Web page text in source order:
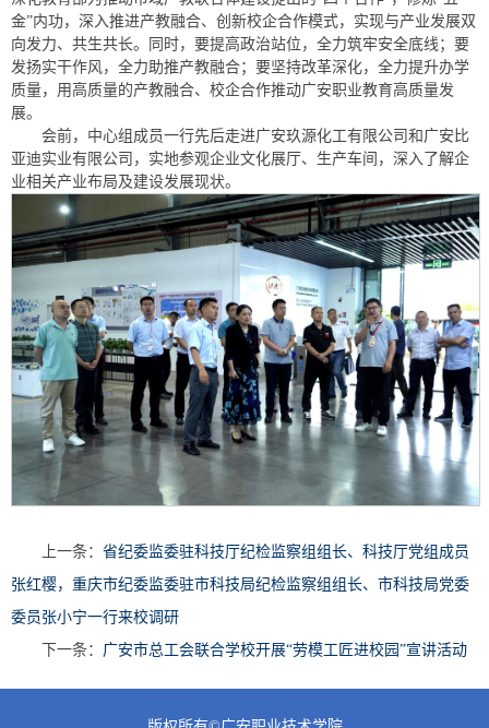
金”内功，深入推进产教融合、创新校企合作模式，实现与产业发展双
向发力、共生共长。同时，要提高政治站位，全力筑牢安全底线；要
发扬实干作风，全力助推产教融合；要坚持改革深化，全力提升办学
质量，用高质量的产教融合、校企合作推动广安职业教育高质量发
展。
会前，中心组成员一行先后走进广安玖源化工有限公司和广安比
亚迪实业有限公司，实地参观企业文化展厅、生产车间，深入了解企
业相关产业布局及建设发展现状。
上一条： 省纪委监委驻科技厅纪检监察组组长、科技厅党组成员
张红樱，重庆市纪委监委驻市科技局纪检监察组组长、市科技局党委
委员张小宁一行来校调研
下一条： 广安市总工会联合学校开展“劳模工匠进校园”宣讲活动